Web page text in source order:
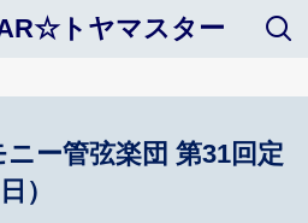
トヤマスター
ー管弦楽団 第31回定
）